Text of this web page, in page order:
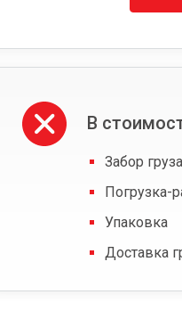
В
Забор
Погрузка-
Упаковка
Доставка